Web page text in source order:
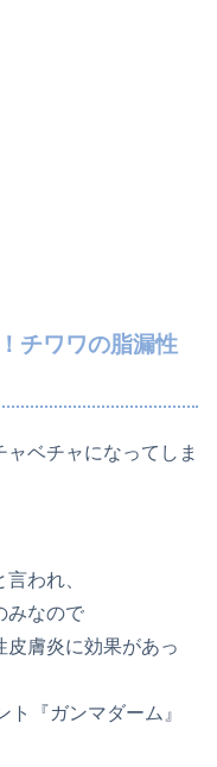
チワワの脂漏性
ベチャになってしま
われ、
みなので
皮膚炎に効果があっ
『ガンマダーム』